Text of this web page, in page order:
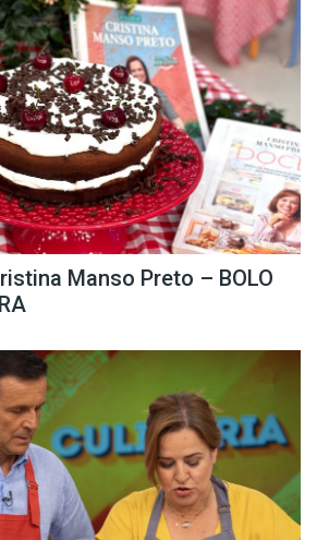
Manso Preto – BOLO